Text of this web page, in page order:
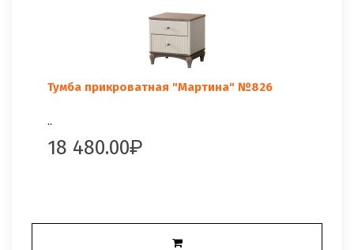
Тумба прикроватная "Мартина" №826
..
18 480.00